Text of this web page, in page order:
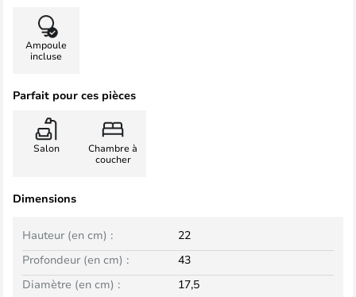
Ampoule
incluse
Parfait pour ces pièces
Salon
Chambre à
coucher
Dimensions
Hauteur (en cm) :
22
Profondeur (en cm) :
43
Diamètre (en cm) :
17,5